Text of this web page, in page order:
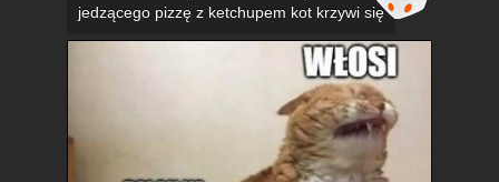
jedzącego pizzę z ketchupem kot krzywi się